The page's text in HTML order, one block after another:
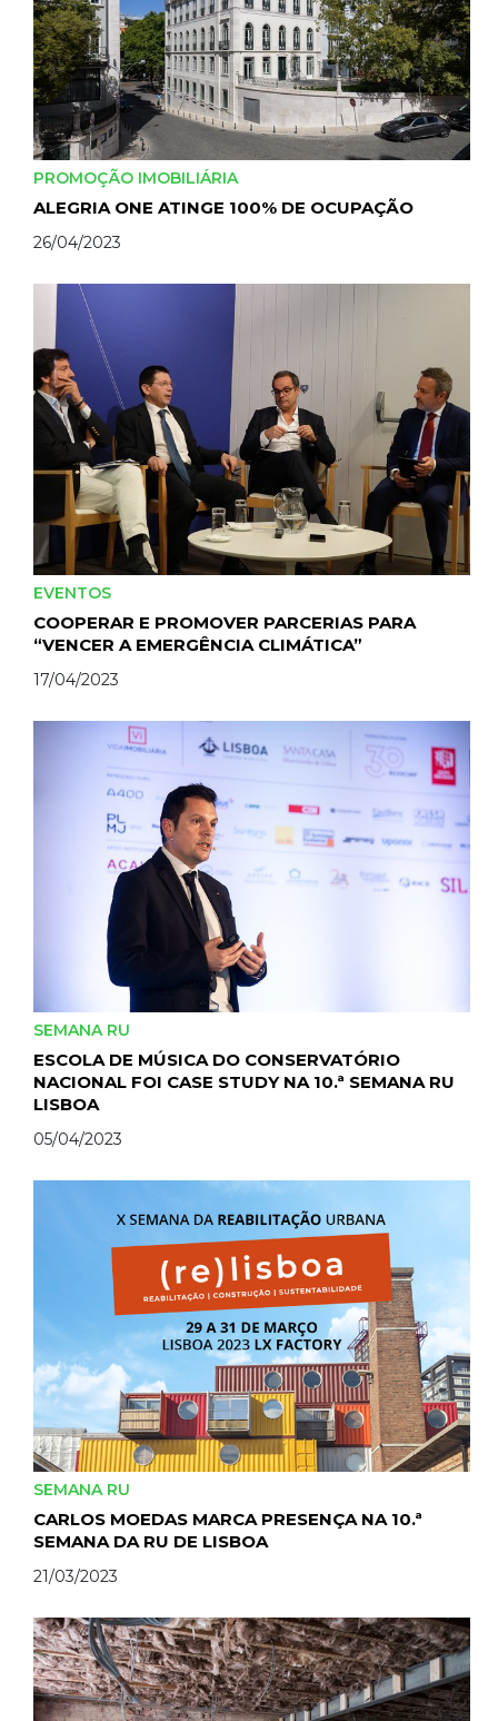
PROMOÇÃO IMOBILIÁRIA
ALEGRIA ONE ATINGE 100% DE OCUPAÇÃO
26/04/2023
EVENTOS
COOPERAR E PROMOVER PARCERIAS PARA
“VENCER A EMERGÊNCIA CLIMÁTICA”
17/04/2023
SEMANA RU
ESCOLA DE MÚSICA DO CONSERVATÓRIO
NACIONAL FOI CASE STUDY NA 10.ª SEMANA RU
LISBOA
05/04/2023
SEMANA RU
CARLOS MOEDAS MARCA PRESENÇA NA 10.ª
SEMANA DA RU DE LISBOA
21/03/2023